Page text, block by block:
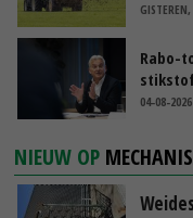
Rabo-
blijft
04-08-2026
NIEUW OP